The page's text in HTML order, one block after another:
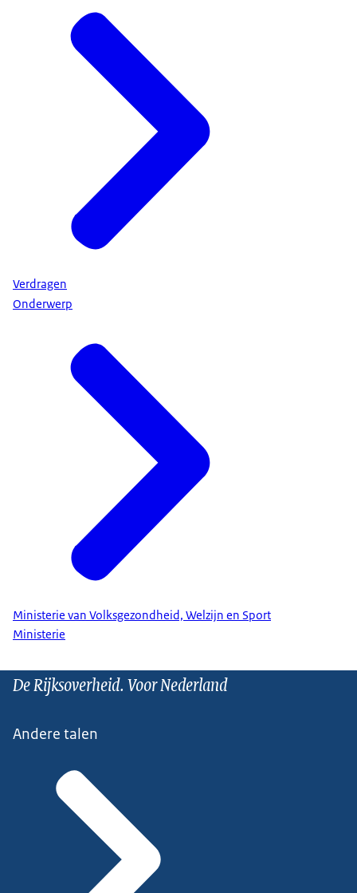
Verdragen
Onderwerp
Ministerie van Volksgezondheid, Welzijn en Sport
Ministerie
De Rijksoverheid. Voor Nederland
Andere talen